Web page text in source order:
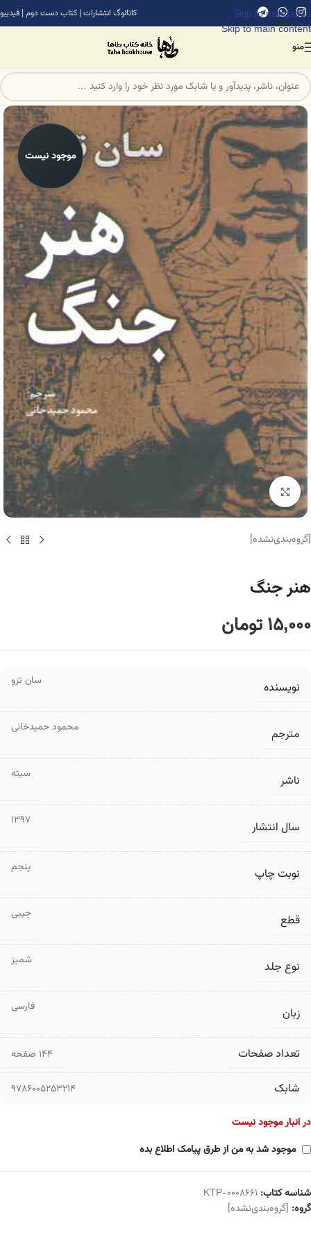
Skip to navigation
Skip to main content
کاتالوگ انتشارات | کتاب دست دوم | فیدیبو
منو
موجود نیست
برای بزرگنمایی کلیک کنید
[گروه‌بندی‌نشده]
هنر جنگ
15,000تومان
نویسنده سان تزو
مترجم محمود حمیدخانی
ناشر سیته
سال انتشار 1397
نوبت چاپ پنجم
قطع جیبی
نوع جلد شمیز
زبان فارسی
تعداد صفحات ۱۴۴ صفحه
شابک 9786005253214
در انبار موجود نیست
موجود شد به من از طرق پیامک اطلاع بده
شناسه کتاب: KTP-0008661
گروه: [گروه‌بندی‌نشده]